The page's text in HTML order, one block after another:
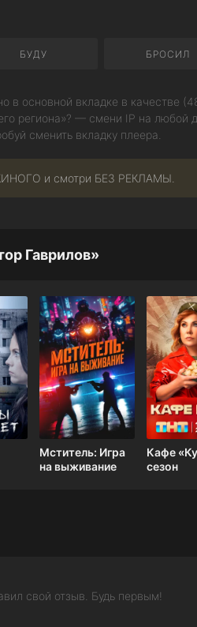
БУДУ БРОСИЛ
в основной вкладке в качестве
региона»? — смени IP на любой
сменить вкладку плеера.
и смотри БЕЗ РЕКЛАМЫ.
Гаврилов»
Мститель: Игра
на выживание
Кафе
сезон
свой отзыв. Будь первым!